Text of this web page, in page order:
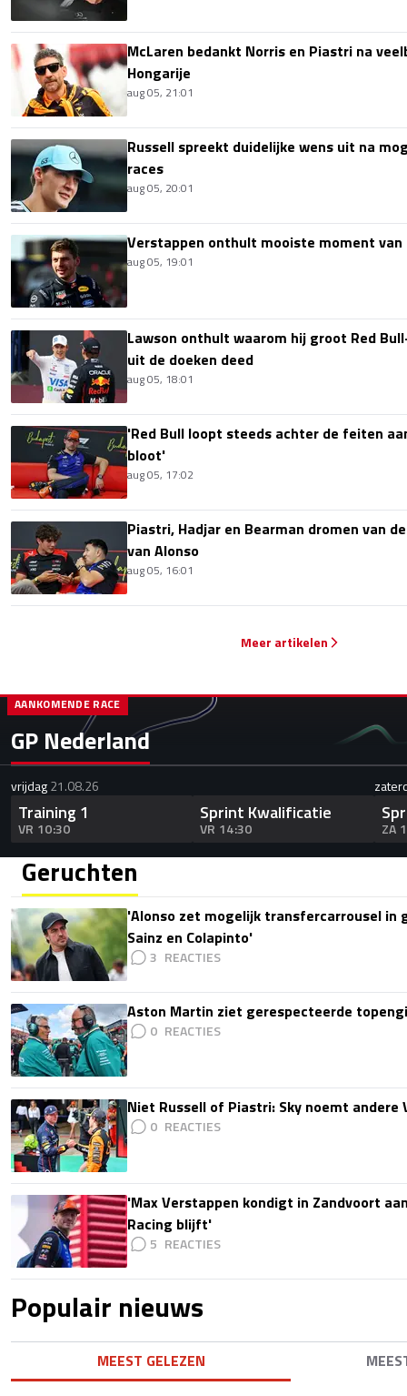
McLaren bedankt Norris en Piastri na
Hongarije
aug 05, 21:01
Russell spreekt duidelijke wens uit na
races
aug 05, 20:01
Verstappen onthult mooiste moment van
aug 05, 19:01
Lawson onthult waarom hij groot Red
uit de doeken deed
aug 05, 18:01
'Red Bull loopt steeds achter de feiten
bloot'
aug 05, 17:02
Piastri, Hadjar en Bearman dromen van
van Alonso
aug 05, 16:01
Meer artikelen
GP Nederland
AANKOMENDE RACE
vrijdag21.08.26
Training 1
VR 10:30
Sprint Kwalificatie
VR 14:30 ZA
Geruchten
'Alonso zet mogelijk transfercarrousel in
Sainz en Colapinto'
3
Aston Martin ziet gerespecteerde
0
Niet Russell of Piastri: Sky noemt
0
'Max Verstappen kondigt in Zandvoort
Racing blijft'
5
Populair nieuws
MEEST GELEZEN